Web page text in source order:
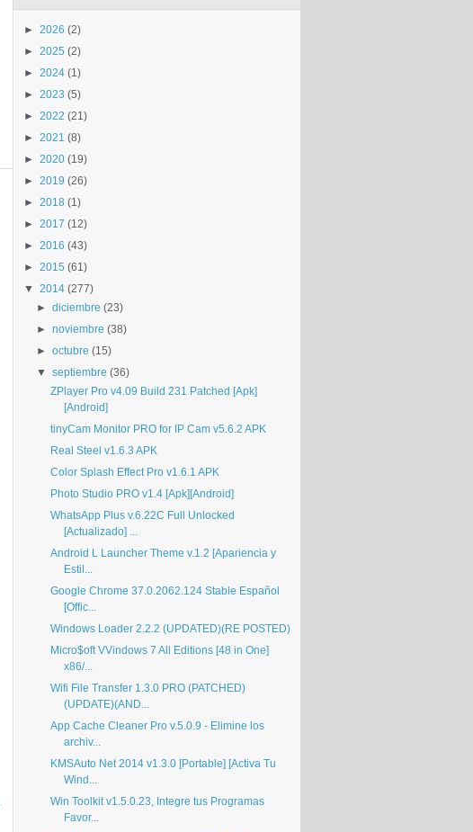
► 2026 (2)
► 2025 (2)
► 2024 (1)
► 2023 (5)
► 2022 (21)
► 2021 (8)
► 2020 (19)
► 2019 (26)
► 2018 (1)
► 2017 (12)
► 2016 (43)
► 2015 (61)
▼ 2014 (277)
►diciembre (23)
►noviembre (38)
►octubre (15)
▼septiembre (36)
ZPlayer Pro v4.09 Build 231 Patched [Apk]
[Android]
tinyCam Monitor PRO for IP Cam v5.6.2 APK
Real Steel v1.6.3 APK
Color Splash Effect Pro v1.6.1 APK
Photo Studio PRO v1.4 [Apk][Android]
WhatsApp Plus v.6.22C Full Unlocked
[Actualizado] ...
Android L Launcher Theme v.1.2 [Apariencia y
Estil...
Google Chrome 37.0.2062.124 Stable Español
[Offic...
Windows Loader 2.2.2 (UPDATED)(RE POSTED)
Micro$oft VVindows 7 All Editions [48 in One]
x86/...
Wifi File Transfer 1.3.0 PRO (PATCHED)
(UPDATE)(AND...
App Cache Cleaner Pro v.5.0.9 - Elimine los
archiv...
KMSAuto Net 2014 v1.3.0 [Portable] [Activa Tu
Wind...
Win Toolkit v1.5.0.23, Integre tus Programas
Favor...